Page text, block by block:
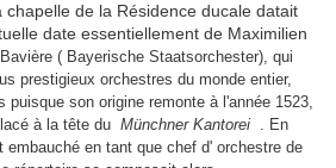
de la Résidence ducale datait
date essentiellement de Maximilien
( Bayerische Staatsorchester), qui
prestigieux orchestres du monde entier,
puisque son origine remonte à l'année 1523,
à la tête du Münchner Kantorei . En
embauché en tant que chef d' orchestre de